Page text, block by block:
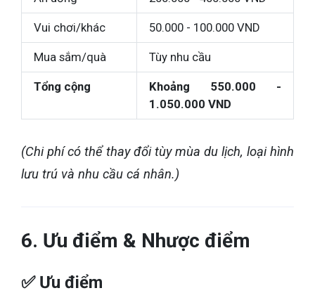
Vui chơi/khác 50.000 - 100.000 VND
Mua sắm/quà Tùy nhu cầu
Tổng cộng
Khoảng 550.000 -
1.050.000 VND
(Chi phí có thể thay đổi tùy mùa du lịch, loại hình
lưu trú và nhu cầu cá nhân.)
6. Ưu điểm & Nhược điểm
✅ Ưu điểm